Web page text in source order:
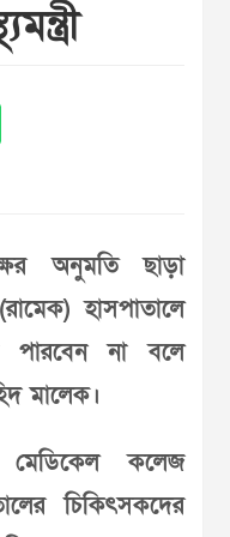
অনুমতি ছাড়া
হাসপাতালে
পারবেন না বলে
মালেক।
মেডিকেল কলেজ
চিকিৎসকদের